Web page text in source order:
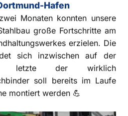
Hafen
Monaten konnten unsere
große Fortschritte am
erzielen. Die
sich inzwischen auf der
letzte der wirklich
soll bereits im Laufe
montiert werden 💪